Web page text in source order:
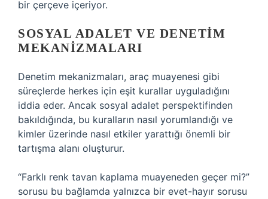
bir çerçeve içeriyor.
SOSYAL ADALET VE DENETIM
MEKANIZMALARI
Denetim mekanizmaları, araç muayenesi gibi
süreçlerde herkes için eşit kurallar uyguladığını
iddia eder. Ancak sosyal adalet perspektifinden
bakıldığında, bu kuralların nasıl yorumlandığı ve
kimler üzerinde nasıl etkiler yarattığı önemli bir
tartışma alanı oluşturur.
“Farklı renk tavan kaplama muayeneden geçer mi?”
sorusu bu bağlamda yalnızca bir evet-hayır sorusu